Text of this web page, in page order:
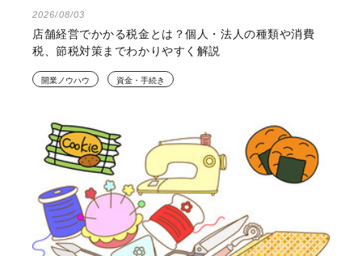
2026/08/03
店舗経営でかかる税金とは？個人・法人の種類や消費
税、節税対策までわかりやすく解説
開業ノウハウ 資金・手続き